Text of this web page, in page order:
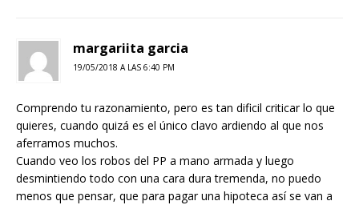
margariita garcia
19/05/2018 A LAS 6:40 PM
Comprendo tu razonamiento, pero es tan dificil criticar lo que
quieres, cuando quizá es el único clavo ardiendo al que nos
aferramos muchos.
Cuando veo los robos del PP a mano armada y luego
desmintiendo todo con una cara dura tremenda, no puedo
menos que pensar, que para pagar una hipoteca así se van a